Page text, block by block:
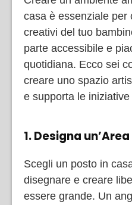
casa è essenziale per
creativi del tuo
parte accessibile e
quotidiana. Ecco sei
creare uno spazio
e supporta le
1. Designa
Scegli un posto in
disegnare e creare
essere grande. Un